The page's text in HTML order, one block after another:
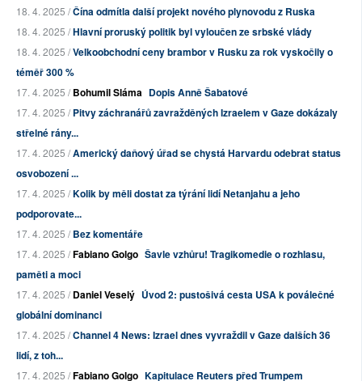
18. 4. 2025 /Čína odmítla další projekt nového plynovodu z Ruska
18. 4. 2025 /Hlavní proruský politik byl vyloučen ze srbské vlády
18. 4. 2025 /Velkoobchodní ceny brambor v Rusku za rok vyskočily o
téměř 300 %
17. 4. 2025 /Bohumil Sláma Dopis Anně Šabatové
17. 4. 2025 /Pitvy záchranářů zavražděných Izraelem v Gaze dokázaly
střelné rány...
17. 4. 2025 /Americký daňový úřad se chystá Harvardu odebrat status
osvobození ...
17. 4. 2025 /Kolik by měli dostat za týrání lidí Netanjahu a jeho
podporovate...
17. 4. 2025 /Bez komentáře
17. 4. 2025 /Fabiano Golgo Šavle vzhůru! Tragikomedie o rozhlasu,
paměti a moci
17. 4. 2025 /Daniel Veselý Úvod 2: pustošivá cesta USA k poválečné
globální dominanci
17. 4. 2025 /Channel 4 News: Izrael dnes vyvraždil v Gaze dalších 36
lidí, z toh...
17. 4. 2025 /Fabiano Golgo Kapitulace Reuters před Trumpem